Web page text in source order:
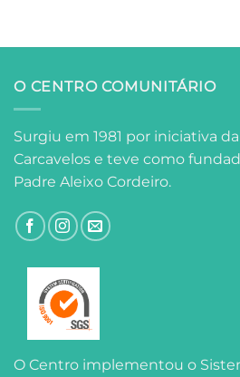
O CENTRO COMUNITÁRIO
Surgiu em 1981 por iniciativa
Carcavelos e teve como
Padre Aleixo Cordeiro.
O Centro implementou o